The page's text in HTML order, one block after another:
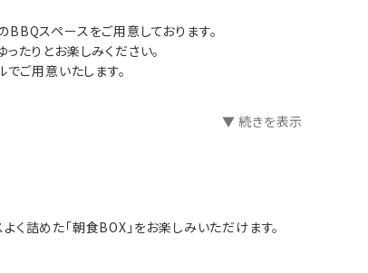
ト、満点の星空といった豊かな自然が最大の魅
の「県産島野菜」をご用意しております。
スペースをご用意しております。
たりとお楽しみください。
ご用意いたします。
▼ 続きを表示
く詰めた「朝食BOX」をお楽しみいただけます。